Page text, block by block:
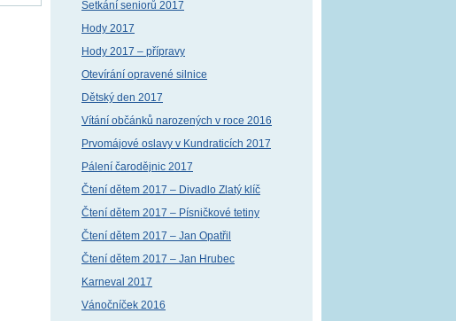
Setkání seniorů 2017
Hody 2017
Hody 2017 – přípravy
Otevírání opravené silnice
Dětský den 2017
Vítání občánků narozených v roce 2016
Prvomájové oslavy v Kundraticích 2017
Pálení čarodějnic 2017
Čtení dětem 2017 – Divadlo Zlatý klíč
Čtení dětem 2017 – Písničkové tetiny
Čtení dětem 2017 – Jan Opatřil
Čtení dětem 2017 – Jan Hrubec
Karneval 2017
Vánočníček 2016